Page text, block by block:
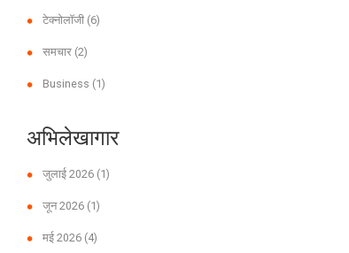
टेक्नोलॉजी (6)
समचार (2)
Business (1)
अभिलेखागार
जुलाई 2026 (1)
जून 2026 (1)
मई 2026 (4)